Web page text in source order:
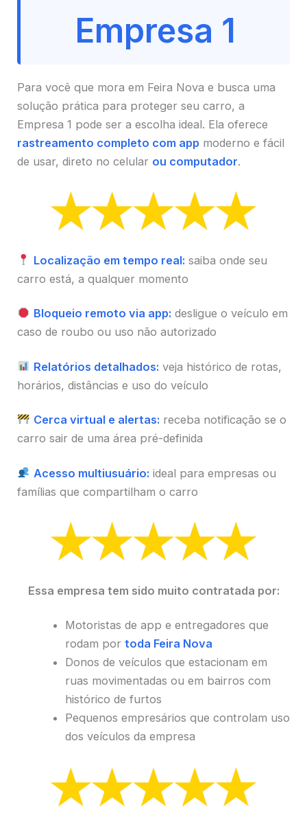
Empresa 1
Para você que mora em Feira Nova e busca uma
solução prática para proteger seu carro, a
Empresa 1 pode ser a escolha ideal. Ela oferece
rastreamento completo com app moderno e fácil
de usar, direto no celular ou computador.
Localização em tempo real: saiba onde seu
carro está, a qualquer momento
Bloqueio remoto via app: desligue o veículo em
caso de roubo ou uso não autorizado
Relatórios detalhados: veja histórico de rotas,
horários, distâncias e uso do veículo
Cerca virtual e alertas: receba notificação se o
carro sair de uma área pré-definida
Acesso multiusuário: ideal para empresas ou
famílias que compartilham o carro
Essa empresa tem sido muito contratada por:
Motoristas de app e entregadores que
rodam por toda Feira Nova
Donos de veículos que estacionam em
ruas movimentadas ou em bairros com
histórico de furtos
Pequenos empresários que controlam uso
dos veículos da empresa